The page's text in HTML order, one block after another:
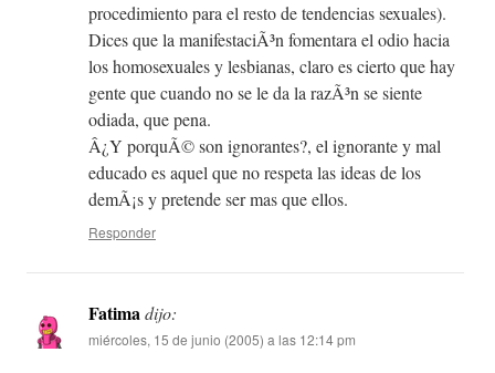
procedimiento para el resto de tendencias sexuales).
Dices que la manifestaciÃ³n fomentara el odio hacia
los homosexuales y lesbianas, claro es cierto que hay
gente que cuando no se le da la razÃ³n se siente
odiada, que pena.
Â¿Y porquÃ© son ignorantes?, el ignorante y mal
educado es aquel que no respeta las ideas de los
demÃ¡s y pretende ser mas que ellos.
Responder
Fatimadijo:
miércoles, 15 de junio (2005) a las 12:14 pm